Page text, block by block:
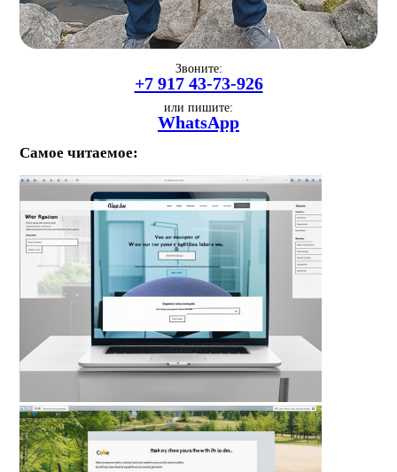
Звоните:
+7 917 43-73-926
или пишите:
WhatsApp
Самое читаемое: